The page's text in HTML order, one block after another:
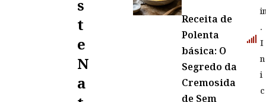
S
T
E
N
A
Receita de
Polenta
básica: O
Segredo da
Cremosida
de Sem
.
I
n
i
c